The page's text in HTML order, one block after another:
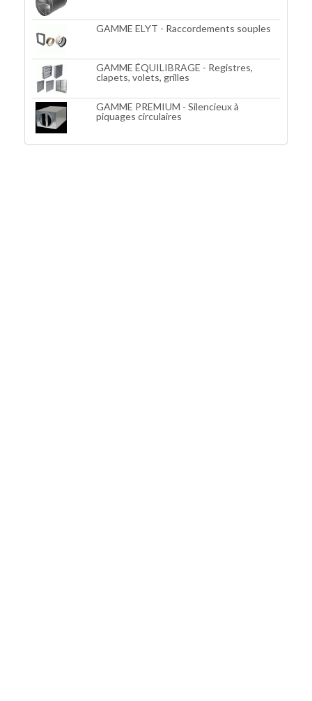
GAMME ELYT - Raccordements souples
GAMME ÉQUILIBRAGE - Registres,
clapets, volets, grilles
GAMME PREMIUM - Silencieux à
piquages circulaires